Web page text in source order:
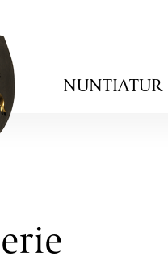
NUNTIATUR